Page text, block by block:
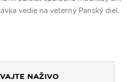
vedie na veterný Panský diel.
NAŽIVO